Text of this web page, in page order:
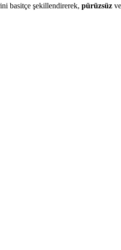
basitçe şekillendirerek, pürüzsüz ve